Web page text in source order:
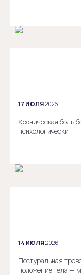
17 ИЮЛЯ2026
Хроническая боль
психологически
14 ИЮЛЯ2026
Постуральная
положение тела —